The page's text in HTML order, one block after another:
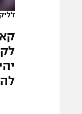
המגזין